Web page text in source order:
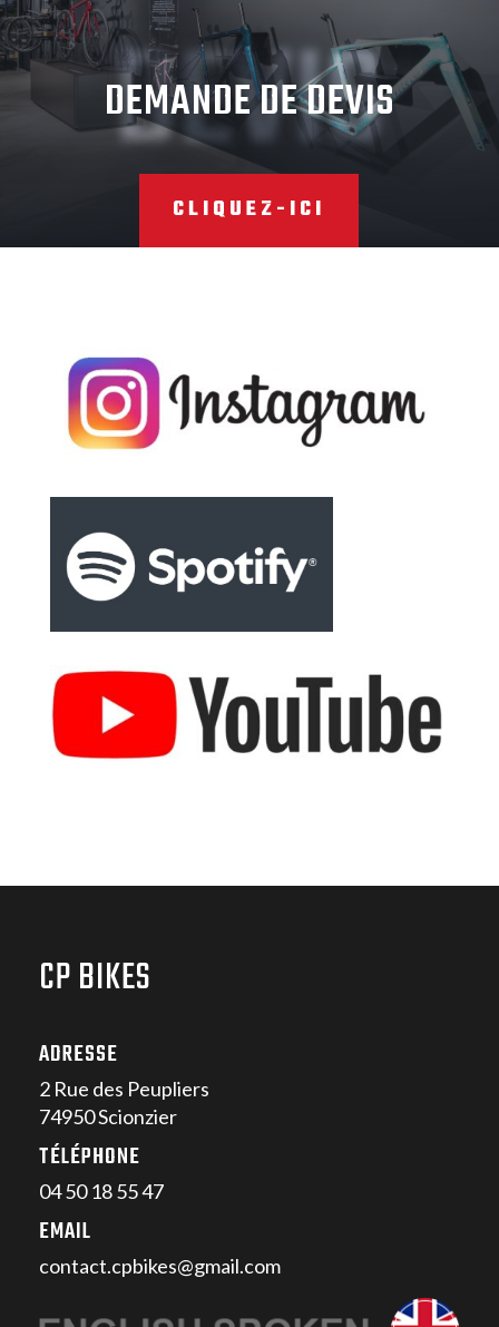
DEVIS
DEMANDE DE DEVIS
CLIQUEZ-ICI
CP BIKES
ADRESSE
2 Rue des Peupliers
74950 Scionzier
TÉLÉPHONE
04 50 18 55 47
EMAIL
contact.cpbikes@gmail.com